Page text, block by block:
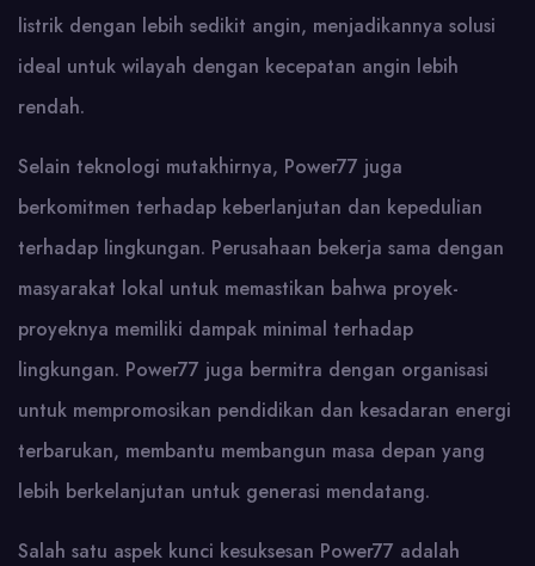
listrik dengan lebih sedikit angin, menjadikannya solusi
ideal untuk wilayah dengan kecepatan angin lebih
rendah.
Selain teknologi mutakhirnya, Power77 juga
berkomitmen terhadap keberlanjutan dan kepedulian
terhadap lingkungan. Perusahaan bekerja sama dengan
masyarakat lokal untuk memastikan bahwa proyek-
proyeknya memiliki dampak minimal terhadap
lingkungan. Power77 juga bermitra dengan organisasi
untuk mempromosikan pendidikan dan kesadaran energi
terbarukan, membantu membangun masa depan yang
lebih berkelanjutan untuk generasi mendatang.
Salah satu aspek kunci kesuksesan Power77 adalah